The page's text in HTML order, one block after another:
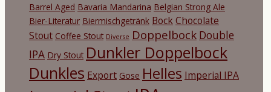
Barrel Aged Bavaria Mandarina Belgian Strong Ale
Bier-Literatur Biermischgetränk BockChocolate
Stout Coffee Stout Diverse Doppelbock Double
IPA Dry Stout Dunkler Doppelbock
Dunkles Export Gose Helles Imperial IPA